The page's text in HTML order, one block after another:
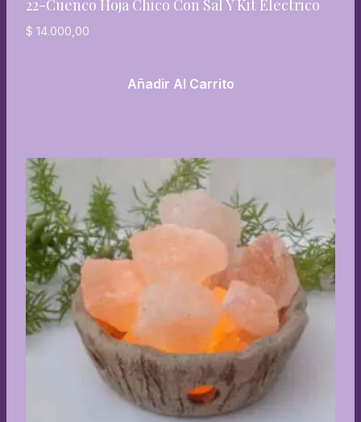
22-Cuenco Hoja Chico Con Sal Y Kit Electrico
$ 14.000,00
Añadir Al Carrito